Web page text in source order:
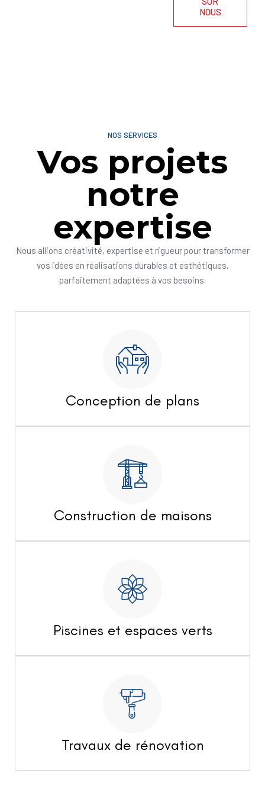
NOUS
NOS SERVICES
Vos projets
notre
expertise
Nous allions créativité, expertise et rigueur pour transformer
vos idées en réalisations durables et esthétiques,
parfaitement adaptées à vos besoins.
Conception de plans
Construction de maisons
Piscines et espaces verts
Travaux de rénovation